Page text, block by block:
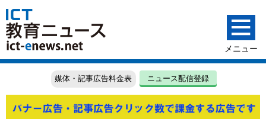
媒体・記事広告料金表 ニュース配信登録